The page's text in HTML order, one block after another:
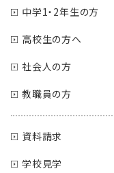
中学1・2年生の方
高校生の方へ
社会人の方
教職員の方
資料請求
学校見学